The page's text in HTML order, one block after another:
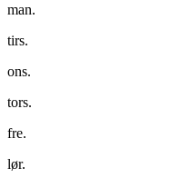
man.
tirs.
ons.
tors.
fre.
lør.